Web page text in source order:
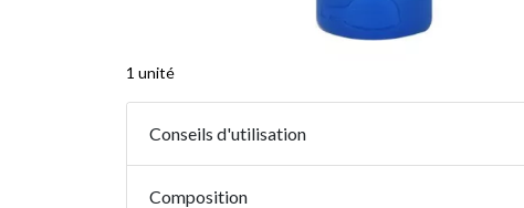
1 unité
Conseils d'utilisation
Composition